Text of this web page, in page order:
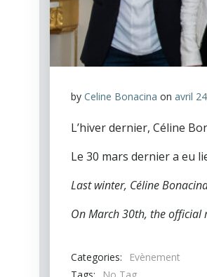
by Celine Bonacina on avril
L’hiver dernier, Céline
Le 30 mars dernier a eu
Last winter, Céline
On March 30th, the official
Categories:
Evènement
Tags: